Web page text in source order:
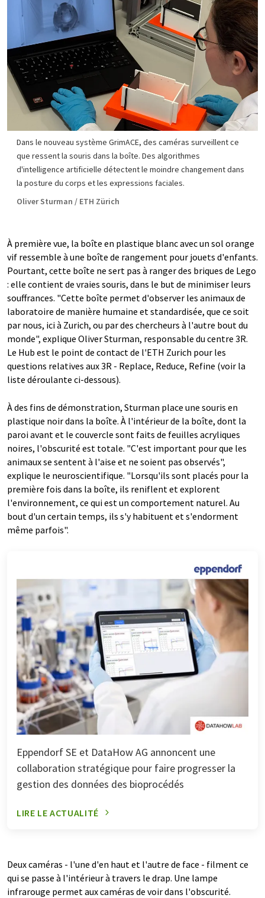
Dans le nouveau système GrimACE, des caméras surveillent ce
que ressent la souris dans la boîte. Des algorithmes
d'intelligence artificielle détectent le moindre changement dans
la posture du corps et les expressions faciales.
Oliver Sturman / ETH Zürich
À première vue, la boîte en plastique blanc avec un sol orange
vif ressemble à une boîte de rangement pour jouets d'enfants.
Pourtant, cette boîte ne sert pas à ranger des briques de Lego
: elle contient de vraies souris, dans le but de minimiser leurs
souffrances. "Cette boîte permet d'observer les animaux de
laboratoire de manière humaine et standardisée, que ce soit
par nous, ici à Zurich, ou par des chercheurs à l'autre bout du
monde", explique Oliver Sturman, responsable du centre 3R.
Le Hub est le point de contact de l'ETH Zurich pour les
questions relatives aux 3R - Replace, Reduce, Refine (voir la
liste déroulante ci-dessous).
À des fins de démonstration, Sturman place une souris en
plastique noir dans la boîte. À l'intérieur de la boîte, dont la
paroi avant et le couvercle sont faits de feuilles acryliques
noires, l'obscurité est totale. "C'est important pour que les
animaux se sentent à l'aise et ne soient pas observés",
explique le neuroscientifique. "Lorsqu'ils sont placés pour la
première fois dans la boîte, ils reniflent et explorent
l'environnement, ce qui est un comportement naturel. Au
bout d'un certain temps, ils s'y habituent et s'endorment
même parfois".
Eppendorf SE et DataHow AG annoncent une
collaboration stratégique pour faire progresser la
gestion des données des bioprocédés
LIRE LE ACTUALITÉ
Deux caméras - l'une d'en haut et l'autre de face - filment ce
qui se passe à l'intérieur à travers le drap. Une lampe
infrarouge permet aux caméras de voir dans l'obscurité.